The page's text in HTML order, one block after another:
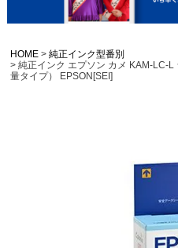
HOME
純正インク型番別
純正インク エプソン カメ KAM-LC-
量タイプ） EPSON[SEI]